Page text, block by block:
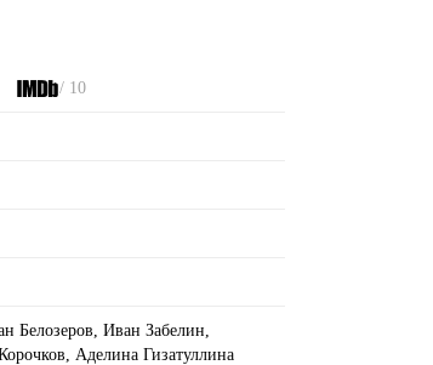
/ 10
Белозеров, Иван Забелин,
Аделина Гизатуллина